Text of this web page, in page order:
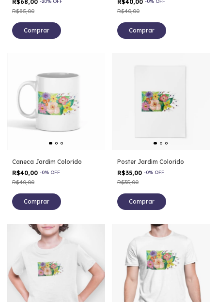
R$68,00
R$85,00
Comprar
R$40,00
R$40,00
Caneca Jardim Colorido
R$40,00 -0% OFF
R$40,00
Poster Jardim Colorido
R$35,00 -0% OFF
R$35,00
Comprar